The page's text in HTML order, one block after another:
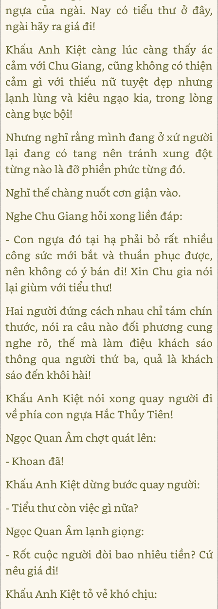
ngựa của ngài. Nay có tiểu thư ở đây,
ngài hãy ra giá đi!
Khấu Anh Kiệt càng lúc càng thấy ác
cảm với Chu Giang, cũng không có thiện
cảm gì với thiếu nữ tuyệt đẹp nhưng
lạnh lùng và kiêu ngạo kia, trong lòng
càng bực bội!
Nhưng nghĩ rằng mình đang ở xứ người
lại đang có tang nên tránh xung đột
từng nào là đỡ phiền phức từng đó.
Nghĩ thế chàng nuốt cơn giận vào.
Nghe Chu Giang hỏi xong liền đáp:
- Con ngựa đó tại hạ phải bỏ rất nhiều
công sức mới bắt và thuần phục được,
nên không có ý bán đi! Xin Chu gia nói
lại giùm với tiểu thư!
Hai người đứng cách nhau chỉ tám chín
thước, nói ra câu nào đối phương cung
nghe rõ, thế mà làm điệu khách sáo
thông qua người thứ ba, quả là khách
sáo đến khôi hài!
Khấu Anh Kiệt nói xong quay người đi
về phía con ngựa Hắc Thủy Tiên!
Ngọc Quan Âm chợt quát lên:
- Khoan đã!
Khấu Anh Kiệt dừng bước quay người:
- Tiểu thư còn việc gì nữa?
Ngọc Quan Âm lạnh giọng:
- Rốt cuộc người đòi bao nhiêu tiền? Cứ
nêu giá đi!
Khấu Anh Kiệt tỏ vẻ khó chịu: